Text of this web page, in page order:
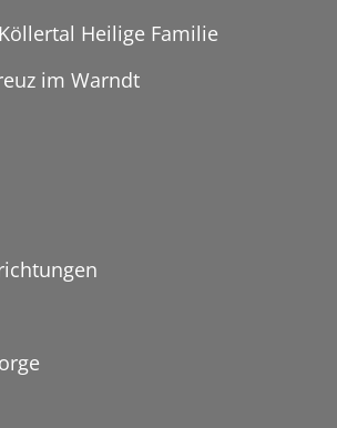
Heilige Familie
im Warndt